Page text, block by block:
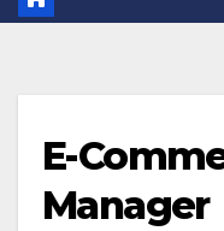
E-
Manager